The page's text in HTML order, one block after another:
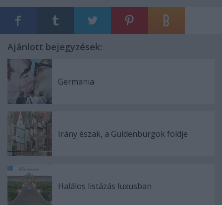
Ajánlott bejegyzések:
Germania
Irány észak, a Guldenburgok földje
Halálos listázás luxusban